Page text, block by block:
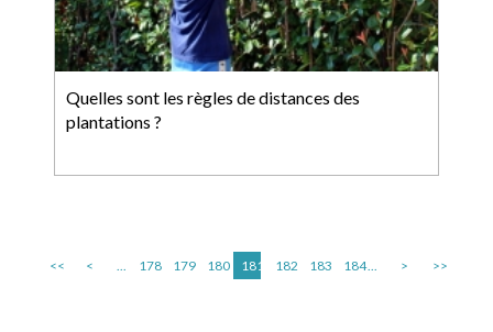
Quelles sont les règles de distances des
plantations ?
<< < ... 178 179 180 181 182 183 184... > >>